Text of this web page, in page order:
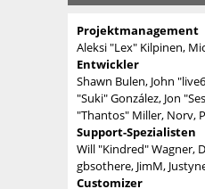
Projektmanagement
Aleksi "Lex" Kilpinen,
Entwickler
Shawn Bulen, John
"Suki" González, Jon
"Thantos" Miller, Norv,
Support-Spezialisten
Will "Kindred" Wagner,
gbsothere, JimM,
Customizer